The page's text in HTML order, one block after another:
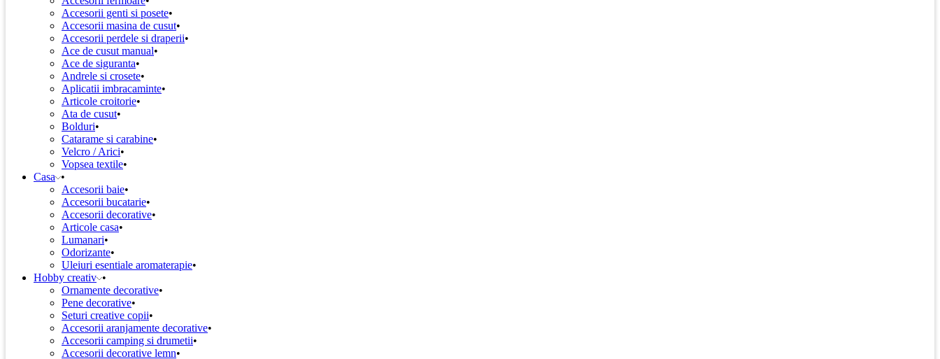
Accesorii genti si posete
Accesorii masina de cusut
Accesorii perdele si draperii
Ace de cusut manual
Ace de siguranta
Andrele si crosete
Aplicatii imbracaminte
Articole croitorie
Ata de cusut
Bolduri
Catarame si carabine
Velcro / Arici
Vopsea textile
Casa
Accesorii baie
Accesorii bucatarie
Accesorii decorative
Articole casa
Lumanari
Odorizante
Uleiuri esentiale aromaterapie
Hobby creativ
Ornamente decorative
Pene decorative
Seturi creative copii
Accesorii aranjamente decorative
Accesorii camping si drumetii
Accesorii decorative lemn